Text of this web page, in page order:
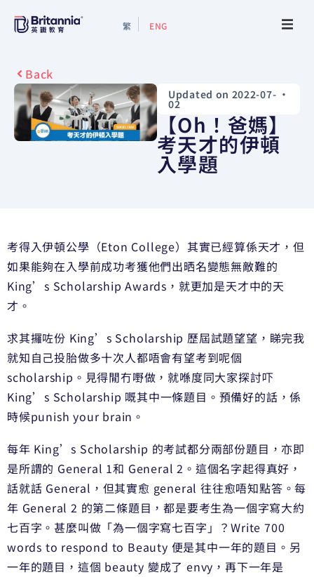
繁 ENG
Events
Study Guide
Study Info
Contact Us
Back
Updated on 2022-07-
02
•
【Oh！爸媽】
考天才的伊頓
入學題
考得入伊頓公學（Eton College）其實已經算係天才，但
如果能夠在入學前成功考獲他們出晒名變態無敵難的
King’s Scholarship Awards，就更加是天才中的天
才。
求其攞咗份 King’s Scholarship 歷屆試題望望，睇完我
就知自己投胎做多十次人都唔會有望考到呢個
scholarship。見得閒冇嘢做，就喺度同大家探討吓
King’s Scholarship 嘅其中一條題目。預備好的話，係
時候punish your brain。
每年 King’s Scholarship 的考試都分兩部份題目，亦即
是所謂的 General 1和 General 2。這個名字起得真好，
話就話 General，但其實愈 general 往往愈唔知點答。每
年 General 2 的第二條題目，都是要考生為一個字寫大約
七百字。甚麼叫做「為一個字寫七百字」？Write 700
words to respond to Beauty 便是其中一年的題目。另
一年的題目，這個 beauty 變成了 envy，再下一年是